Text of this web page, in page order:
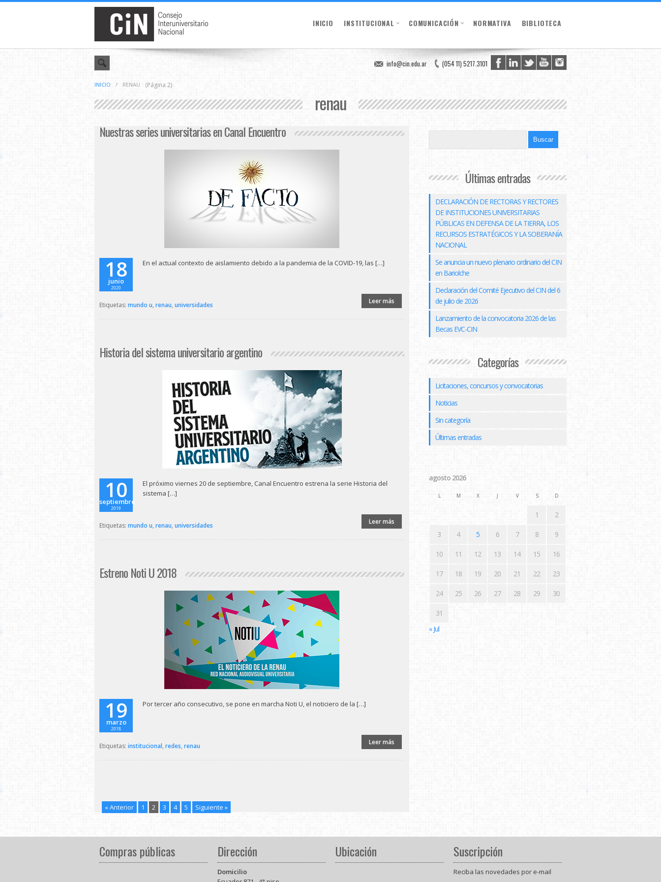
INICIO INSTITUCIONAL COMUNICACIÓN NORMATIVA BIBLIOTECA
(054 11) 5217.3101
info@cin.edu.ar
INICIO / RENAU (Página 2)
renau
Nuestras series universitarias en Canal Encuentro
18
junio
2020
En el actual contexto de aislamiento debido a la pandemia de la COVID-19, las […]
Leer más
Etiquetas: mundo u, renau, universidades
Historia del sistema universitario argentino
10
septiembre
2019
El próximo viernes 20 de septiembre, Canal Encuentro estrena la serie Historia del
sistema […]
Leer más
Etiquetas: mundo u, renau, universidades
Estreno Noti U 2018
19
marzo
2018
Por tercer año consecutivo, se pone en marcha Noti U, el noticiero de la […]
Leer más
Etiquetas: institucional, redes, renau
« Anterior 1 2 3 4 5 Siguiente »
Últimas entradas
DECLARACIÓN DE RECTORAS Y RECTORES
DE INSTITUCIONES UNIVERSITARIAS
PÚBLICAS EN DEFENSA DE LA TIERRA, LOS
RECURSOS ESTRATÉGICOS Y LA SOBERANÍA
NACIONAL
Se anuncia un nuevo plenario ordinario del CIN
en Bariolche
Declaración del Comité Ejecutivo del CIN del 6
de julio de 2026
Lanzamiento de la convocatoria 2026 de las
Becas EVC-CIN
Categorías
Licitaciones, concursos y convocatorias
Noticias
Sin categoría
Últimas entradas
agosto 2026
L M X J V S D
1 2
3 4 5 6 7 8 9
10 11 12 13 14 15 16
17 18 19 20 21 22 23
24 25 26 27 28 29 30
31
« Jul
Compras públicas Dirección
Domicilio
Ubicación Suscripción
Reciba las novedades por e-mail